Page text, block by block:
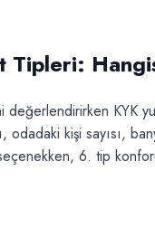
Tipleri:
KYK
odadaki kişi sayısı,
6. tip